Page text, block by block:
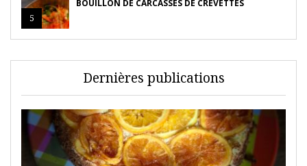
5
BOUILLON DE CARCASSES DE CREVETTES
Dernières publications